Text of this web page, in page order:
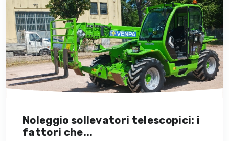
Noleggio sollevatori telescopici: i
fattori che...